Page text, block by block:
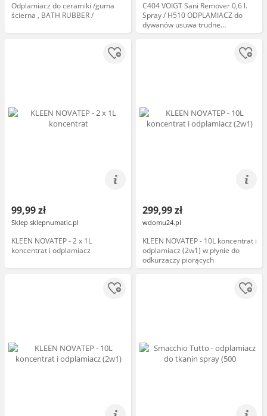
Odplamiacz do ceramiki /guma
ścierna , BATH RUBBER /
C404 VOIGT Sani Remover 0,6 l.
Spray / H510 ODPLAMIACZ do
dywanów usuwa trudne
zabrudzenia z dywanów tapicerki
99,99 zł
Sklep sklepnumatic.pl
KLEEN NOVATEP - 2 x 1L
koncentrat i odplamiacz
299,99 zł
wdomu24.pl
KLEEN NOVATEP - 10L koncentrat i
odplamiacz (2w1) w płynie do
odkurzaczy piorących